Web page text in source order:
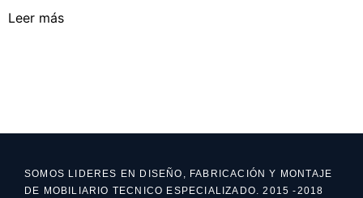
Leer más
SOMOS LIDERES EN DISEÑO, FABRICACIÓN Y MONTAJE
DE MOBILIARIO TECNICO ESPECIALIZADO. 2015 -2018